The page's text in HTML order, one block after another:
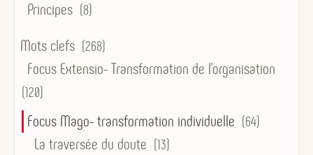
Principes (8)
Mots clefs (268)
Focus Extensio- Transformation de l'organisation
(120)
Focus Mago- transformation individuelle (64)
La traversée du doute (13)